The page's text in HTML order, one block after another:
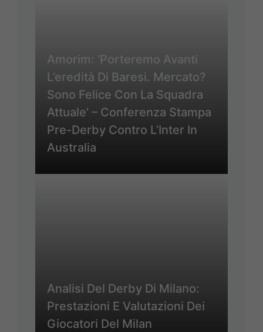
Amorim: ‘Porteremo Avanti
L’eredità Di Baresi. Mercato?
Sono Felice Con La Squadra
Attuale’ – Conferenza Stampa
Pre-Derby Contro L’Inter In
Australia
Analisi Del Derby Di Milano:
Prestazioni E Valutazioni Dei
Giocatori Del Milan